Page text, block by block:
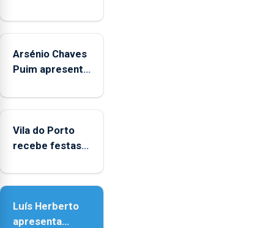
Arsénio Chaves
Puim apresenta
Biblioteca de
Vila do Porto
recebe festas
Nossa Senhora
Luís Herberto
apresenta